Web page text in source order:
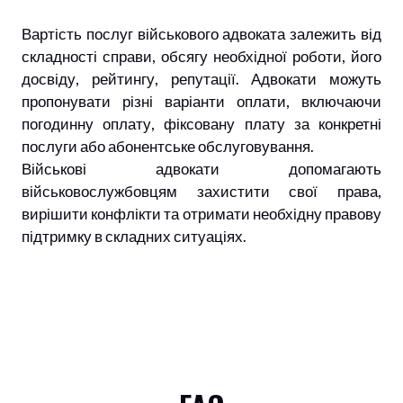
Вартість послуг військового адвоката залежить від
складності справи, обсягу необхідної роботи, його
досвіду, рейтингу, репутації. Адвокати можуть
пропонувати різні варіанти оплати, включаючи
погодинну оплату, фіксовану плату за конкретні
послуги або абонентське обслуговування.
Військові адвокати допомагають
військовослужбовцям захистити свої права,
вирішити конфлікти та отримати необхідну правову
підтримку в складних ситуаціях.